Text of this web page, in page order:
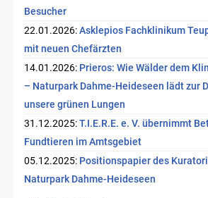
Besucher
22.01.2026:Asklepios Fachklinikum
mit neuen Chefärzten
14.01.2026: Prieros: Wie Wälder dem
– Naturpark Dahme-Heideseen lädt zur
unsere grünen Lungen
31.12.2025:T.I.E.R.E. e. V. übernimmt
Fundtieren im Amtsgebiet
05.12.2025: Positionspapier des
Naturpark Dahme-Heideseen